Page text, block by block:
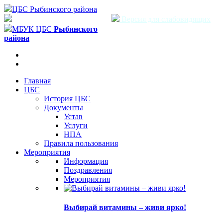
ЦБС Рыбинского района
Версия для слабовидящих
МБУК ЦБС Рыбинского
района
Главная
ЦБС
История ЦБС
Документы
Устав
Услуги
НПА
Правила пользования
Мероприятия
Информация
Поздравления
Мероприятия
Выбирай витамины – живи ярко!